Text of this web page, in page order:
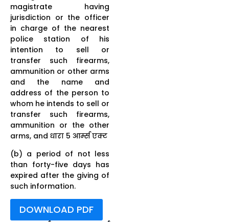
magistrate having
jurisdiction or the officer
in charge of the nearest
police station of his
intention to sell or
transfer such firearms,
ammunition or other arms
and the name and
address of the person to
whom he intends to sell or
transfer such firearms,
ammunition or the other
arms, and धारा 5 आर्म्स एक्ट
(b) a period of not less
than forty-five days has
expired after the giving of
such information.
DOWNLOAD PDF